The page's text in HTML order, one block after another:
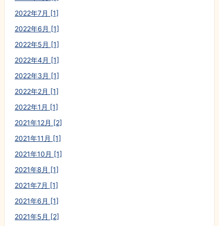
2022年7月 [1]
2022年6月 [1]
2022年5月 [1]
2022年4月 [1]
2022年3月 [1]
2022年2月 [1]
2022年1月 [1]
2021年12月 [2]
2021年11月 [1]
2021年10月 [1]
2021年8月 [1]
2021年7月 [1]
2021年6月 [1]
2021年5月 [2]